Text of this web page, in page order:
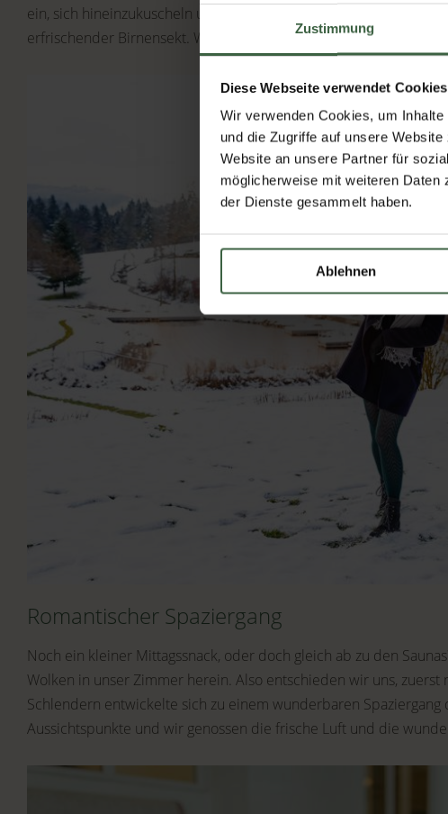
Zustimmung
Diese Webseite verwendet Cookies
Wir verwenden Cookies, um
und die Zugriffe auf unsere
Website an unsere Partner für
möglicherweise mit weiteren Daten
der Dienste gesammelt haben.
Ablehnen
ein, sich hineinzukuscheln und es roch wunderbar frisch. An der
erfrischender Birnensekt. Was für ein wunderbarer Start in dieses
Romantischer Spaziergang
Noch ein kleiner Mittagssnack, oder doch gleich ab zu den
Wolken in unser Zimmer herein. Also entschieden wir uns,
Schlendern entwickelte sich zu einem wunderbaren
Aussichtspunkte und wir genossen die frische Luft und die